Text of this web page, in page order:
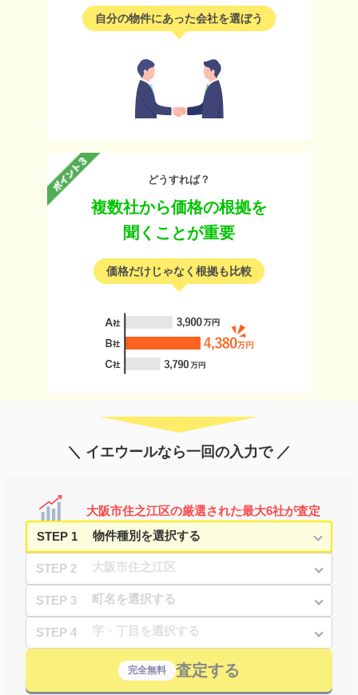
自分の物件にあった会社を選ぼう
どうすれば？
複数社から価格の根拠を
聞くことが重要
価格だけじゃなく根拠も比較
＼ イエウールなら一回の入力で ／
大阪市住之江区の厳選された最大6社が査定
STEP 1
STEP 2
STEP 3
STEP 4
完全無料 査定する